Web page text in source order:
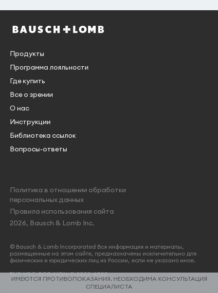
Продукты
Программа лояльности
Где купить
Все о зрении
О нас
Инструкции
Библиотека ссылок
Вопросы-ответы
Политика в отношении обработки
персональных данных
Правила использования сайта
2026, Bausch & Lomb Inc.
© Bausch & Lomb Incorporated Вся информация и материалы,
размещенные на этом сайте, предназначены искличительно для
физических и юридических лиц из России, если не указано иное.
RUS-VSC-BOD-NON-11-2022-4022
ИМЕЮТСЯ ПРОТИВОПОКАЗАНИЯ. НЕОБХОДИМА КОНСУЛЬТАЦИЯ
СПЕЦИАЛИСТА